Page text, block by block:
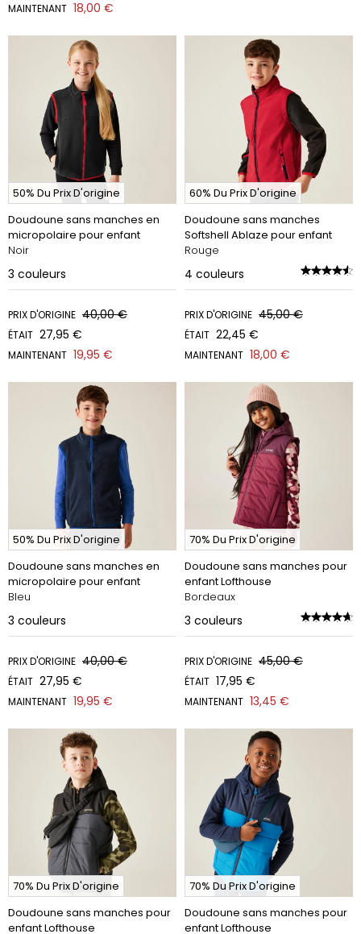
MAINTENANT 18,00 €
50% Du Prix D'origine
Doudoune sans manches en
micropolaire pour enfant
Noir
3 couleurs
PRIX D'ORIGINE 40,00 €
ÉTAIT 27,95 €
MAINTENANT 19,95 €
60% Du Prix D'origine
Doudoune sans manches
Softshell Ablaze pour enfant
Rouge
4 couleurs
PRIX D'ORIGINE 45,00 €
ÉTAIT 22,45 €
MAINTENANT 18,00 €
50% Du Prix D'origine
Doudoune sans manches en
micropolaire pour enfant
Bleu
3 couleurs
PRIX D'ORIGINE 40,00 €
ÉTAIT 27,95 €
MAINTENANT 19,95 €
70% Du Prix D'origine
Doudoune sans manches pour
enfant Lofthouse
Bordeaux
3 couleurs
PRIX D'ORIGINE 45,00 €
ÉTAIT 17,95 €
MAINTENANT 13,45 €
70% Du Prix D'origine
Doudoune sans manches pour
enfant Lofthouse
70% Du Prix D'origine
Doudoune sans manches pour
enfant Lofthouse